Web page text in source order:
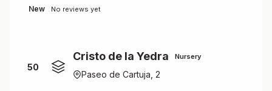
New No reviews yet
50
Cristo de la Yedra Nursery
Paseo de Cartuja, 2